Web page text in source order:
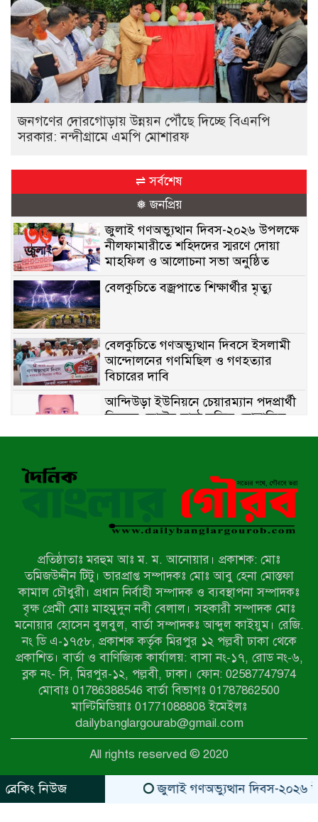
জনগণের দোরগোড়ায় উন্নয়ন পৌঁছে দিচ্ছে বিএনপি
সরকার: নন্দীগ্রামে এমপি মোশারফ
⇌ সর্বশেষ
❅ জনপ্রিয়
জুলাই গণঅভ্যুত্থান দিবস-২০২৬ উপলক্ষে
নীলফামারীতে শহিদদের স্মরণে দোয়া
মাহফিল ও আলোচনা সভা অনুষ্ঠিত
বেলকুচিতে বজ্রপাতে শিক্ষার্থীর মৃত্যু
বেলকুচিতে গণঅভ্যুত্থান দিবসে ইসলামী
আন্দোলনের গণমিছিল ও গণহত্যার
বিচারের দাবি
আন্দিউড়া ইউনিয়নে চেয়ারম্যান পদপ্রার্থী
হিসেবে ভোটের মাঠে সক্রিয় মোত্তাকিম
চৌধুরী
নওগাঁয় সন্ত্রাসী হামলায় বিএনপি নেতা
গুরুতর জখম
টেকনাফের পাহাড়ে র‍্যাবের অভিযান:
অপহৃত ৩ রোহিঙ্গা উদ্ধার, গ্রেপ্তার ১
পোরশায় গণঅভ্যুত্থান দিবসে শহিদ ও
জুলাই যোদ্ধাদের সংবর্ধনা
৩৬ জুলাই মহামুক্তি দিবস: শ্রমজীবী
মানুষের অধিকার রক্ষায় সিরাজগঞ্জে শ্রমিক
অধিকার পরিষদের জোরালো অবস্থান
বাকেরগঞ্জে ইমাম, মোয়াজ্জিন ও
খাদেমদের সাথে এমপি আবুল হোসেনের
মতবিনিময় সভা
প্রতিষ্ঠাতাঃ মরহুম আঃ ম. ম. আনোয়ার। প্রকাশক: মোঃ
তমিজউদ্দীন টিটু। ভারপ্রাপ্ত সম্পাদকঃ মোঃ আবু হেনা মোস্তফা
কামাল চৌধুরী। প্রধান নির্বাহী সম্পাদক ও ব্যবস্থাপনা সম্পাদকঃ
বৃক্ষ প্রেমী মোঃ মাহমুদুন নবী বেলাল। সহকারী সম্পাদক মোঃ
মনোয়ার হোসেন বুলবুল, বার্তা সম্পাদকঃ আব্দুল কাইয়ুম। রেজি.
নং ডি এ-১৭৫৮, প্রকাশক কর্তৃক মিরপুর ১২ পল্লবী ঢাকা থেকে
প্রকাশিত। বার্তা ও বাণিজ্যিক কার্যালয়: বাসা নং-১৭, রোড নং-৬,
ব্লক নং- সি, মিরপুর-১২, পল্লবী, ঢাকা। ফোন: 02587747974
মোবাঃ 01786388546 বার্তা বিভাগঃ 01787862500
মাল্টিমিডিয়াঃ 01771088808 ইমেইলঃ
dailybanglargourab@gmail.com
All rights reserved © 2020
ব্রেকিং নিউজ
জুলাই গণঅভ্যুত্থান দিবস-২০২৬